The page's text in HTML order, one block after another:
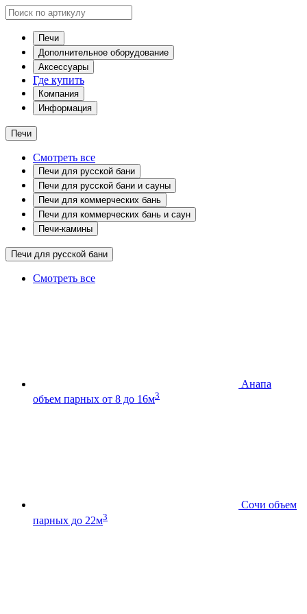
Печи
Дополнительное оборудование
Аксессуары
Где купить
Компания
Информация
Печи
Смотреть все
Печи для русской бани
Печи для русской бани и сауны
Печи для коммерческих бань
Печи для коммерческих бань и саун
Печи-камины
Печи для русской бани
Смотреть все
Анапа
объем парных от 8 до 16м3
Сочи объем
парных до 22м3